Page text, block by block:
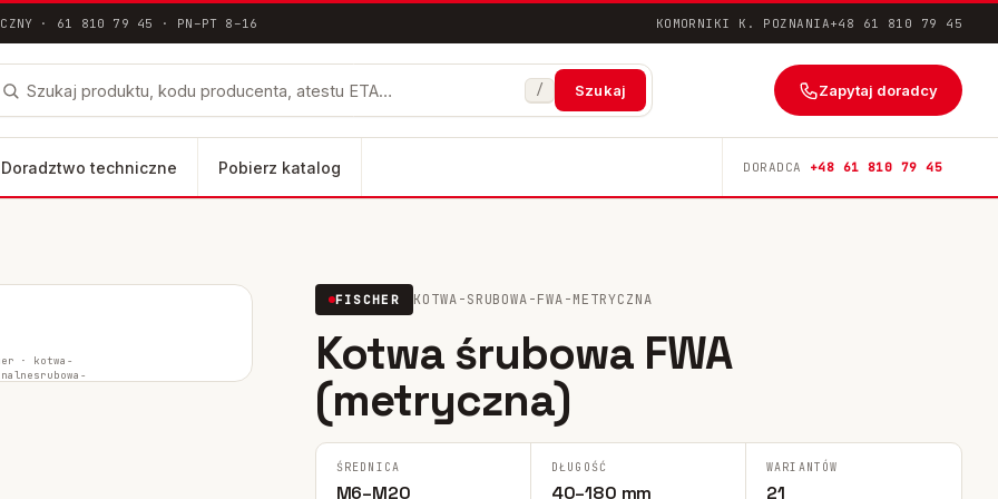
· 61 810 79 45 · PN–PT 8–16 KOMORNIKI K. POZNANIA+48 61 810 79 45
/ Szukaj Zapytaj doradcy
Doradztwo techniczne Pobierz katalog DORADCA +48 61 810 79 45
dokumentacja techniczna ETA / DoP
II-SK
·
kotwa-
srubowa-
FISCHER KOTWA-SRUBOWA-FWA-METRYCZNA
Kotwa śrubowa FWA
(metryczna)
ŚREDNICA
M6–M20
DŁUGOŚĆ
40–180 mm
WARIANTÓW
21